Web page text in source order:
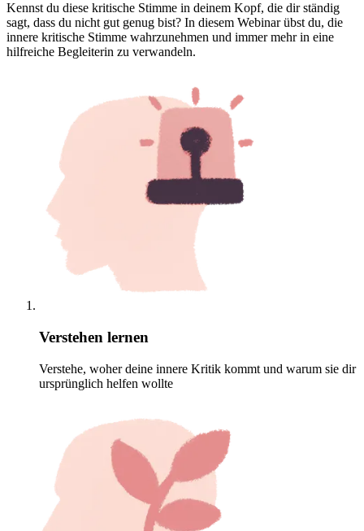
Kennst du diese kritische Stimme in deinem Kopf, die dir ständig
sagt, dass du nicht gut genug bist? In diesem Webinar übst du, die
innere kritische Stimme wahrzunehmen und immer mehr in eine
hilfreiche Begleiterin zu verwandeln.
Verstehen lernen
Verstehe, woher deine innere Kritik kommt und warum sie dir
ursprünglich helfen wollte